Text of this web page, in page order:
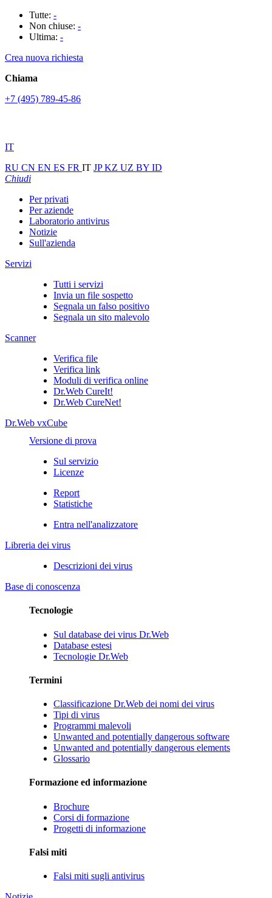
Tutte: -
Non chiuse: -
Ultima: -
Crea nuova richiesta
Chiama
+7 (495) 789-45-86
IT
RU CN EN ES FR IT JPKZ UZ BY ID
Chiudi
Per privati
Per aziende
Laboratorio antivirus
Notizie
Sull'azienda
Servizi
Tutti i servizi
Invia un file sospetto
Segnala un falso positivo
Segnala un sito malevolo
Scanner
Verifica file
Verifica link
Moduli di verifica online
Dr.Web CureIt!
Dr.Web CureNet!
Dr.Web vxCube
Versione di prova
Sul servizio
Licenze
Report
Statistiche
Entra nell'analizzatore
Libreria dei virus
Descrizioni dei virus
Base di conoscenza
Tecnologie
Sul database dei virus Dr.Web
Database estesi
Tecnologie Dr.Web
Termini
Classificazione Dr.Web dei nomi dei virus
Tipi di virus
Programmi malevoli
Unwanted and potentially dangerous software
Unwanted and potentially dangerous elements
Glossario
Formazione ed informazione
Brochure
Corsi di formazione
Progetti di informazione
Falsi miti
Falsi miti sugli antivirus